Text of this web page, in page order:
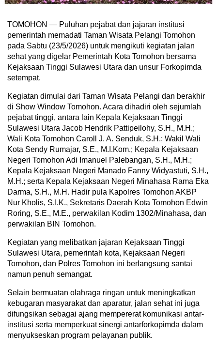
TOMOHON — Puluhan pejabat dan jajaran institusi
pemerintah memadati Taman Wisata Pelangi Tomohon
pada Sabtu (23/5/2026) untuk mengikuti kegiatan jalan
sehat yang digelar Pemerintah Kota Tomohon bersama
Kejaksaan Tinggi Sulawesi Utara dan unsur Forkopimda
setempat.
Kegiatan dimulai dari Taman Wisata Pelangi dan berakhir
di Show Window Tomohon. Acara dihadiri oleh sejumlah
pejabat tinggi, antara lain Kepala Kejaksaan Tinggi
Sulawesi Utara Jacob Hendrik Pattipeilohy, S.H., M.H.;
Wali Kota Tomohon Caroll J. A. Senduk, S.H.; Wakil Wali
Kota Sendy Rumajar, S.E., M.I.Kom.; Kepala Kejaksaan
Negeri Tomohon Adi Imanuel Palebangan, S.H., M.H.;
Kepala Kejaksaan Negeri Manado Fanny Widyastuti, S.H.,
M.H.; serta Kepala Kejaksaan Negeri Minahasa Rama Eka
Darma, S.H., M.H. Hadir pula Kapolres Tomohon AKBP
Nur Kholis, S.I.K., Sekretaris Daerah Kota Tomohon Edwin
Roring, S.E., M.E., perwakilan Kodim 1302/Minahasa, dan
perwakilan BIN Tomohon.
Kegiatan yang melibatkan jajaran Kejaksaan Tinggi
Sulawesi Utara, pemerintah kota, Kejaksaan Negeri
Tomohon, dan Polres Tomohon ini berlangsung santai
namun penuh semangat.
Selain bermuatan olahraga ringan untuk meningkatkan
kebugaran masyarakat dan aparatur, jalan sehat ini juga
difungsikan sebagai ajang mempererat komunikasi antar-
institusi serta memperkuat sinergi antarforkopimda dalam
menyukseskan program pelayanan publik.